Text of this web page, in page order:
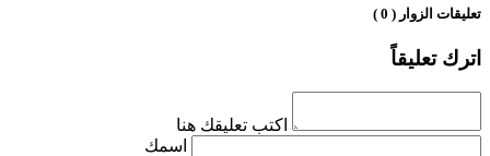
تعليقات الزوار ( 0 )
اترك تعليقاً
اكتب تعليقك هنا
اسمك